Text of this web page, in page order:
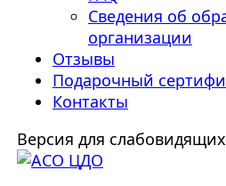
Сведения об
организации
Отзывы
Подарочный
Контакты
Версия для слабовидящих